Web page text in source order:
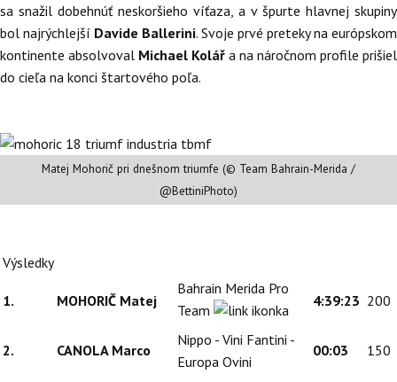
sa snažil dobehnúť neskoršieho víťaza, a v špurte hlavnej skupiny
bol najrýchlejší Davide Ballerini. Svoje prvé preteky na európskom
kontinente absolvoval Michael Kolář a na náročnom profile prišiel
do cieľa na konci štartového poľa.
Matej Mohorič pri dnešnom triumfe (© Team Bahrain-Merida /
@BettiniPhoto)
Výsledky
1. MOHORIČ Matej
Bahrain Merida Pro
Team
4:39:23 200
2. CANOLA Marco
Nippo - Vini Fantini -
Europa Ovini
00:03 150